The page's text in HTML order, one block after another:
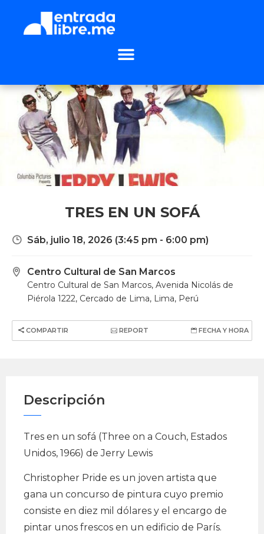
TRES EN UN SOFÁ
Sáb, julio 18, 2026 (3:45 pm - 6:00 pm)
Centro Cultural de San Marcos
Centro Cultural de San Marcos, Avenida Nicolás de
Piérola 1222, Cercado de Lima, Lima, Perú
COMPARTIR REPORT FECHA Y HORA
Descripción
Tres en un sofá (Three on a Couch, Estados
Unidos, 1966) de Jerry Lewis
Christopher Pride es un joven artista que
gana un concurso de pintura cuyo premio
consiste en diez mil dólares y el encargo de
pintar unos frescos en un edificio de París.